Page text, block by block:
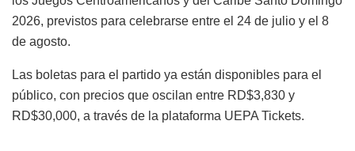
2026, previstos para celebrarse entre el 24 de julio y el 8
de agosto.
Las boletas para el partido ya están disponibles para el
público, con precios que oscilan entre RD$3,830 y
RD$30,000, a través de la plataforma UEPA Tickets.